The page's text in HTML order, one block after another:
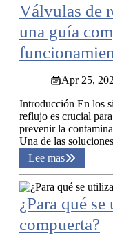
Válvulas de
una guía
Apr 25,
Introducción En los
reflujo es crucial
prevenir la
Una de las
Lee mas
¿Para qué
compuerta?